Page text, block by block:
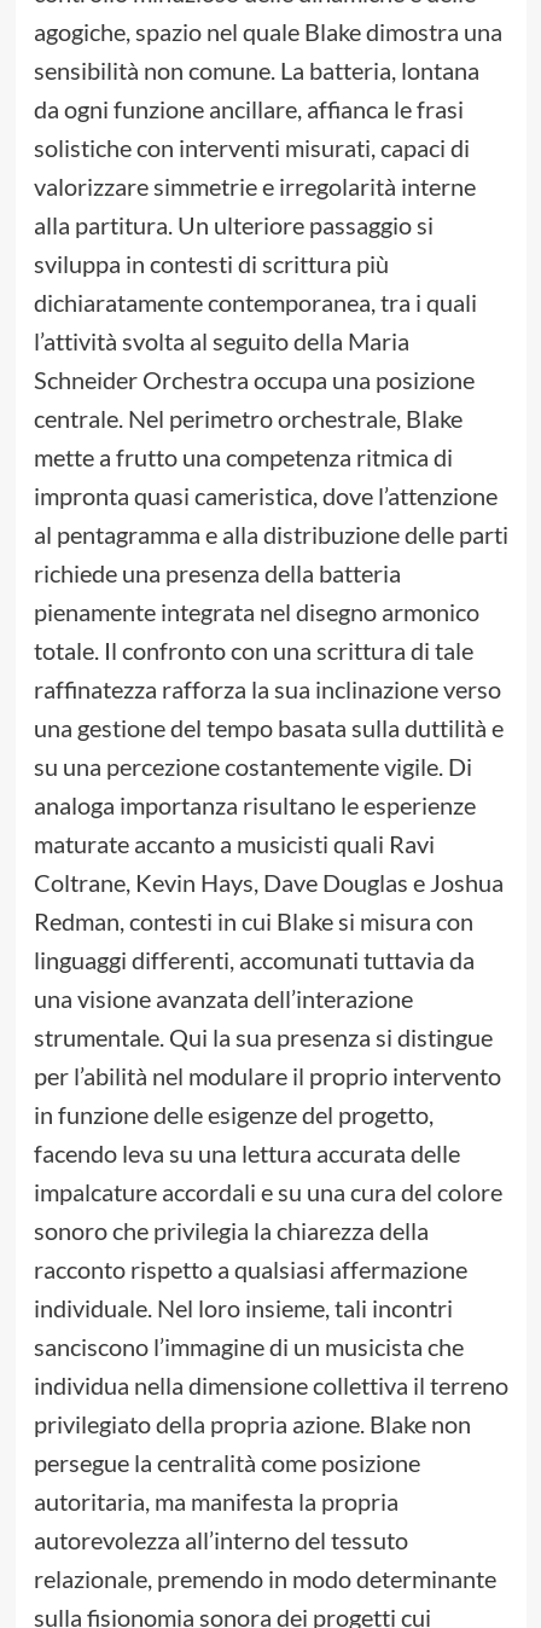
agogiche, spazio nel quale Blake dimostra una
sensibilità non comune. La batteria, lontana
da ogni funzione ancillare, affianca le frasi
solistiche con interventi misurati, capaci di
valorizzare simmetrie e irregolarità interne
alla partitura. Un ulteriore passaggio si
sviluppa in contesti di scrittura più
dichiaratamente contemporanea, tra i quali
l’attività svolta al seguito della Maria
Schneider Orchestra occupa una posizione
centrale. Nel perimetro orchestrale, Blake
mette a frutto una competenza ritmica di
impronta quasi cameristica, dove l’attenzione
al pentagramma e alla distribuzione delle parti
richiede una presenza della batteria
pienamente integrata nel disegno armonico
totale. Il confronto con una scrittura di tale
raffinatezza rafforza la sua inclinazione verso
una gestione del tempo basata sulla duttilità e
su una percezione costantemente vigile. Di
analoga importanza risultano le esperienze
maturate accanto a musicisti quali Ravi
Coltrane, Kevin Hays, Dave Douglas e Joshua
Redman, contesti in cui Blake si misura con
linguaggi differenti, accomunati tuttavia da
una visione avanzata dell’interazione
strumentale. Qui la sua presenza si distingue
per l’abilità nel modulare il proprio intervento
in funzione delle esigenze del progetto,
facendo leva su una lettura accurata delle
impalcature accordali e su una cura del colore
sonoro che privilegia la chiarezza della
racconto rispetto a qualsiasi affermazione
individuale. Nel loro insieme, tali incontri
sanciscono l’immagine di un musicista che
individua nella dimensione collettiva il terreno
privilegiato della propria azione. Blake non
persegue la centralità come posizione
autoritaria, ma manifesta la propria
autorevolezza all’interno del tessuto
relazionale, premendo in modo determinante
sulla fisionomia sonora dei progetti cui